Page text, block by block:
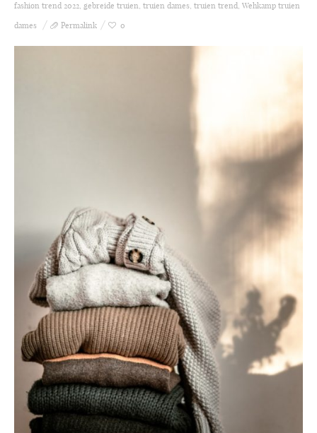
fashion trend 2022, gebreide truien, truien dames, truien trend, Wehkamp truien
dames
Permalink 0